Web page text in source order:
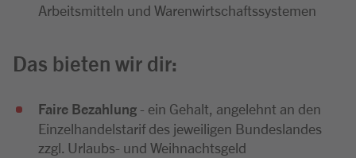
Arbeitsmitteln und Warenwirtschaftssystemen
Das bieten wir dir:
Faire Bezahlung - ein Gehalt, angelehnt an den
Einzelhandelstarif des jeweiligen Bundeslandes
zzgl. Urlaubs- und Weihnachtsgeld